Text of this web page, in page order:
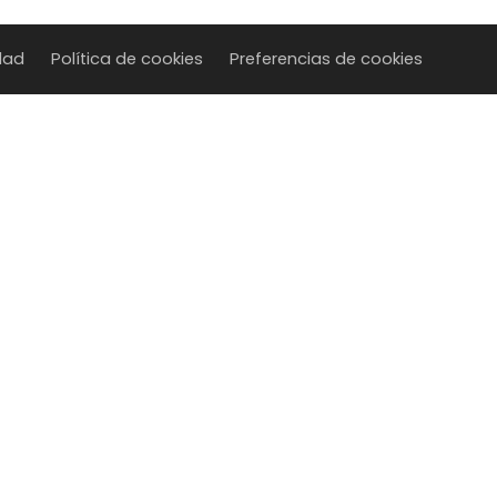
Política de cookies Preferencias de cookies